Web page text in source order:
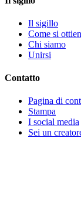
Il sigillo
Come si
Chi siamo
Unirsi
Contatto
Pagina di
Stampa
I social media
Sei un